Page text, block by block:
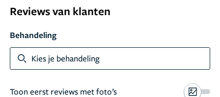
Reviews van klanten
Behandeling
Kies je behandeling
Toon eerst reviews met foto’s